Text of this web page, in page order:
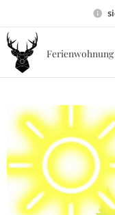
Ferienwohnung